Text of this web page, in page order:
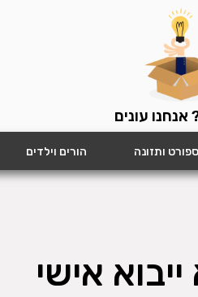
עונים
ספורט ותזונה הורים וילדים
אישי